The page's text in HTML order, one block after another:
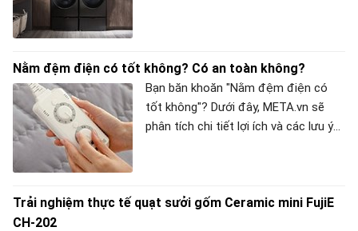
áo tiết kiệm điện hơn.
Nằm đệm điện có tốt không? Có an toàn không?
Bạn băn khoăn "Nằm đệm điện có
tốt không"? Dưới đây, META.vn sẽ
phân tích chi tiết lợi ích và các lưu ý
Trải nghiệm thực tế quạt sưởi gốm Ceramic mini FujiE
CH-202